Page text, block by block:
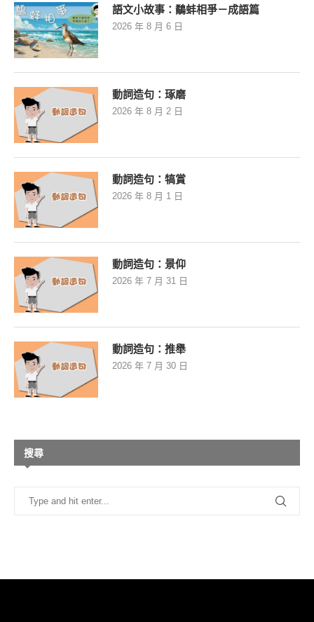
語文小故事：鷸蚌相爭－成語篇
2026 年 8 月 6 日
動詞造句：琢磨
2026 年 8 月 2 日
動詞造句：犒賞
2026 年 8 月 1 日
動詞造句：景仰
2026 年 7 月 31 日
動詞造句：推舉
2026 年 7 月 30 日
搜尋